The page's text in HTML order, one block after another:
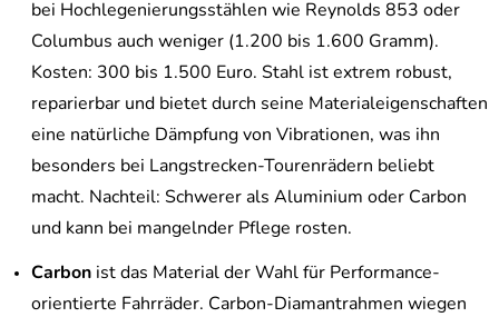
bei Hochlegenierungsstählen wie Reynolds 853 oder
Columbus auch weniger (1.200 bis 1.600 Gramm).
Kosten: 300 bis 1.500 Euro. Stahl ist extrem robust,
reparierbar und bietet durch seine Materialeigenschaften
eine natürliche Dämpfung von Vibrationen, was ihn
besonders bei Langstrecken-Tourenrädern beliebt
macht. Nachteil: Schwerer als Aluminium oder Carbon
und kann bei mangelnder Pflege rosten.
Carbon ist das Material der Wahl für Performance-
orientierte Fahrräder. Carbon-Diamantrahmen wiegen